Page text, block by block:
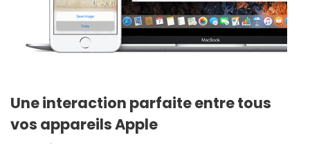
Une interaction parfaite entre tous
vos appareils Apple